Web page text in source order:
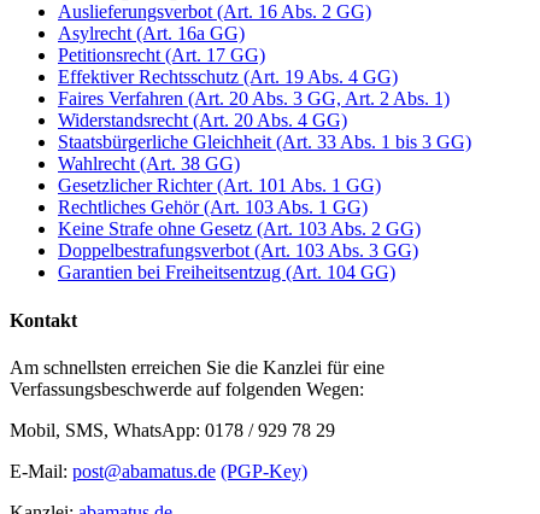
Auslieferungsverbot (Art. 16 Abs. 2 GG)
Asylrecht (Art. 16a GG)
Petitionsrecht (Art. 17 GG)
Effektiver Rechtsschutz (Art. 19 Abs. 4 GG)
Faires Verfahren (Art. 20 Abs. 3 GG, Art. 2 Abs. 1)
Widerstandsrecht (Art. 20 Abs. 4 GG)
Staatsbürgerliche Gleichheit (Art. 33 Abs. 1 bis 3 GG)
Wahlrecht (Art. 38 GG)
Gesetzlicher Richter (Art. 101 Abs. 1 GG)
Rechtliches Gehör (Art. 103 Abs. 1 GG)
Keine Strafe ohne Gesetz (Art. 103 Abs. 2 GG)
Doppelbestrafungsverbot (Art. 103 Abs. 3 GG)
Garantien bei Freiheitsentzug (Art. 104 GG)
Kontakt
Am schnellsten erreichen Sie die Kanzlei für eine
Verfassungsbeschwerde auf folgenden Wegen:
Mobil, SMS, WhatsApp: 0178 / 929 78 29
E-Mail: post@abamatus.de (PGP-Key)